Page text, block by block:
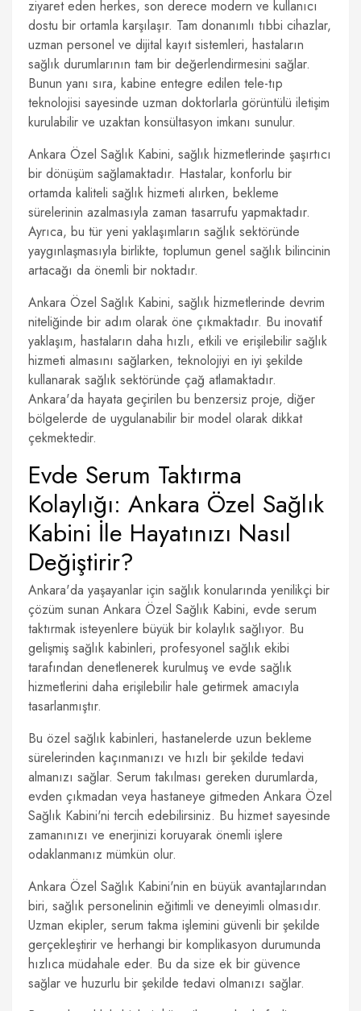
ziyaret eden herkes, son derece modern ve kullanıcı
dostu bir ortamla karşılaşır. Tam donanımlı tıbbi cihazlar,
uzman personel ve dijital kayıt sistemleri, hastaların
sağlık durumlarının tam bir değerlendirmesini sağlar.
Bunun yanı sıra, kabine entegre edilen tele-tıp
teknolojisi sayesinde uzman doktorlarla görüntülü iletişim
kurulabilir ve uzaktan konsültasyon imkanı sunulur.
Ankara Özel Sağlık Kabini, sağlık hizmetlerinde şaşırtıcı
bir dönüşüm sağlamaktadır. Hastalar, konforlu bir
ortamda kaliteli sağlık hizmeti alırken, bekleme
sürelerinin azalmasıyla zaman tasarrufu yapmaktadır.
Ayrıca, bu tür yeni yaklaşımların sağlık sektöründe
yaygınlaşmasıyla birlikte, toplumun genel sağlık bilincinin
artacağı da önemli bir noktadır.
Ankara Özel Sağlık Kabini, sağlık hizmetlerinde devrim
niteliğinde bir adım olarak öne çıkmaktadır. Bu inovatif
yaklaşım, hastaların daha hızlı, etkili ve erişilebilir sağlık
hizmeti almasını sağlarken, teknolojiyi en iyi şekilde
kullanarak sağlık sektöründe çağ atlamaktadır.
Ankara'da hayata geçirilen bu benzersiz proje, diğer
bölgelerde de uygulanabilir bir model olarak dikkat
çekmektedir.
Evde Serum Taktırma
Kolaylığı: Ankara Özel Sağlık
Kabini İle Hayatınızı Nasıl
Değiştirir?
Ankara'da yaşayanlar için sağlık konularında yenilikçi bir
çözüm sunan Ankara Özel Sağlık Kabini, evde serum
taktırmak isteyenlere büyük bir kolaylık sağlıyor. Bu
gelişmiş sağlık kabinleri, profesyonel sağlık ekibi
tarafından denetlenerek kurulmuş ve evde sağlık
hizmetlerini daha erişilebilir hale getirmek amacıyla
tasarlanmıştır.
Bu özel sağlık kabinleri, hastanelerde uzun bekleme
sürelerinden kaçınmanızı ve hızlı bir şekilde tedavi
almanızı sağlar. Serum takılması gereken durumlarda,
evden çıkmadan veya hastaneye gitmeden Ankara Özel
Sağlık Kabini'ni tercih edebilirsiniz. Bu hizmet sayesinde
zamanınızı ve enerjinizi koruyarak önemli işlere
odaklanmanız mümkün olur.
Ankara Özel Sağlık Kabini'nin en büyük avantajlarından
biri, sağlık personelinin eğitimli ve deneyimli olmasıdır.
Uzman ekipler, serum takma işlemini güvenli bir şekilde
gerçekleştirir ve herhangi bir komplikasyon durumunda
hızlıca müdahale eder. Bu da size ek bir güvence
sağlar ve huzurlu bir şekilde tedavi olmanızı sağlar.